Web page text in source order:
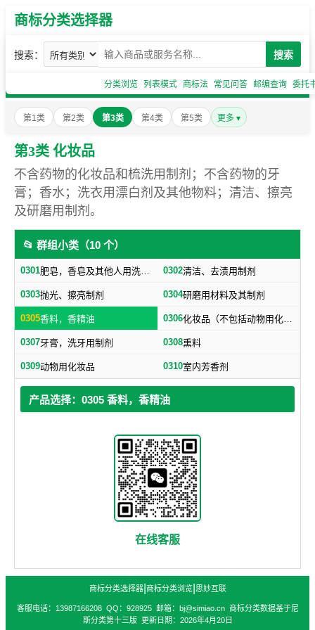
商标分类选择器
搜索： 搜索
分类浏览 列表模式 商标法 常见问答 邮编查询 委托
第1类 第2类 第3类 第4类 第5类 更多 ▾
第3类 化妆品
不含药物的化妆品和梳洗用制剂；不含药物的牙
膏；香水；洗衣用漂白剂及其他物料；清洁、擦亮
及研磨用制剂。
📂 群组小类（10 个）
0301 肥皂，香皂及其他人用洗洁物品，洗衣用漂白剂及其他物料 0302清洁、去渍用制剂
0303抛光、擦亮制剂 0304研磨用材料及其制剂
0305香料，香精油 0306 化妆品（不包括动物用化妆品）
0307牙膏，洗牙用制剂 0308熏料
0309动物用化妆品 0310室内芳香剂
产品选择：0305 香料，香精油
在线客服
商标分类选择器| 商标分类浏览| 思妙互联
客服电话：13987166208 QQ：928925 邮箱：bj@simiao.cn 商标分类数据基于尼
斯分类第十三版 更新日期：2026年4月20日